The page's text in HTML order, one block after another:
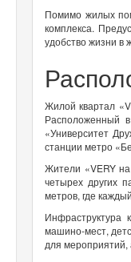
Помимо жилых
комплекса.
удобство жизни в
Жилой квартал
Расположенный
«Университет
станции метро
Жители «VERY
четырех других
метров, где
Инфраструктура
машино-мест,
для